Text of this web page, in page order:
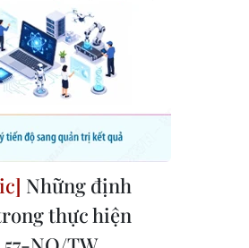
Những định
thực hiện